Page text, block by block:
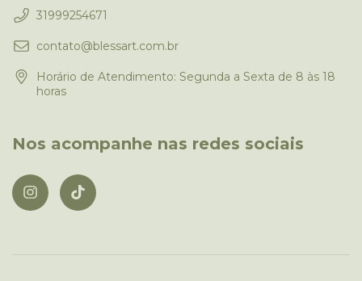
31999254671
contato@blessart.com.br
Horário de Atendimento: Segunda a Sexta de 8 às 18
horas
Nos acompanhe nas redes sociais